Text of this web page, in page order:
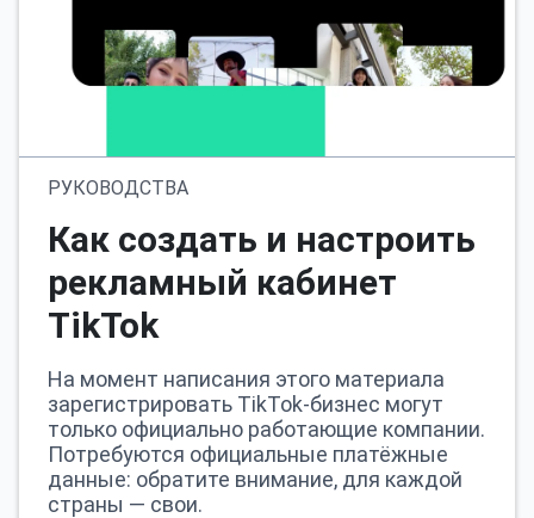
РУКОВОДСТВА
Как создать и настроить
рекламный кабинет
TikTok
На момент написания этого материала
зарегистрировать TikTok-бизнес могут
только официально работающие компании.
Потребуются официальные платёжные
данные: обратите внимание, для каждой
страны — свои.